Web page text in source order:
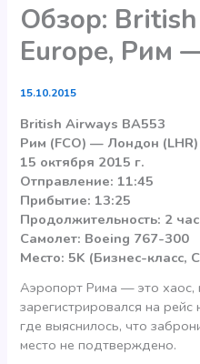
Обзор:
Europe, Рим
15.10.2015
British Airways BA553
Рим (FCO) — Лондон (LHR)
15 октября 2015 г.
Отправление: 11:45
Прибытие: 13:25
Продолжительность: 2
Самолет: Boeing 767-300
Место: 5K (Бизнес-класс,
Аэропорт Рима — это хаос,
зарегистрировался на
где выяснилось, что
место не подтверждено.